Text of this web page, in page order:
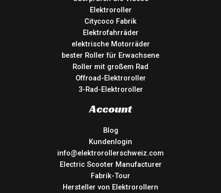
Elektroroller
Citycoco Fabrik
Elektrofahrräder
elektrische Motorräder
bester Roller für Erwachsene
Roller mit großem Rad
Offroad-Elektroroller
3-Rad-Elektroroller
Account
Blog
Kundenlogin
info@elektrorollerschweiz.com
Electric Scooter Manufacturer
Fabrik-Tour
Hersteller von Elektrorollern